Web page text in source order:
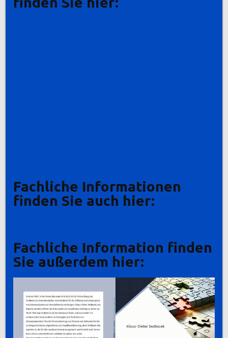
Fachliche Informationen
finden Sie auch hier:
Fachliche Information finden
Sie außerdem hier: